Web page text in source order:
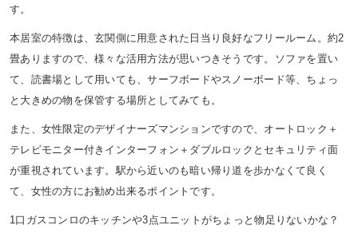
す。
本居室の特徴は、玄関側に用意された日当り良好なフリールーム。約2
畳ありますので、様々な活用方法が思いつきそうです。ソファを置い
て、読書場として用いても、サーフボードやスノーボード等、ちょっ
と大きめの物を保管する場所としてみても。
また、女性限定のデザイナーズマンションですので、オートロック＋
テレビモニター付きインターフォン＋ダブルロックとセキュリティ面
が重視されています。駅から近いのも暗い帰り道を歩かなくて良く
て、女性の方にお勧め出来るポイントです。
1口ガスコンロのキッチンや3点ユニットがちょっと物足りないかな？